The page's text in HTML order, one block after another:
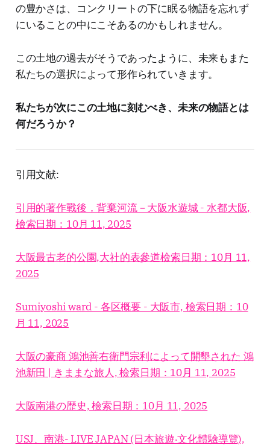
の豊かさは、コンクリートの下に眠る物語を忘れず
にいることの中にこそあるのかもしれません。
この土地の過去がそうであったように、未来もまた
私たちの選択によって形作られていきます。
私たちが次にこの土地に刻むべき、未来の物語とは
何だろうか？
引用文献:
引用的著作戰後，背棄河流－大阪水遊城 - 水都大阪,
檢索日期：10月 11, 2025
大阪最古老的公園,大社的表參道檢索日期：10月 11,
2025
Sumiyoshi ward - 各区概要 - 大阪市, 檢索日期：10
月 11, 2025
大阪の豪商 鴻池善右衛門宗利によって開墾された 鴻
池新田 | きままな旅人, 檢索日期：10月 11, 2025
大阪南港の歴史, 檢索日期：10月 11, 2025
USJ、南港- LIVE JAPAN (日本旅遊‧文化體驗導覽),